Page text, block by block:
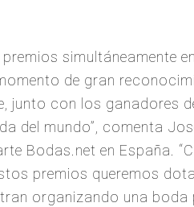
simultáneamente
de gran
con los ganadores
del mundo”, comenta
Bodas.net en España.
premios queremos
organizando una boda